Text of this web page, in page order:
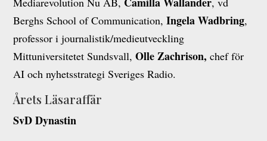
Berghs School of Communication,Ingela Wadbring,
professor i journalistik/medieutveckling
Mittuniversitetet Sundsvall,Olle Zachrison, chef för
AI och nyhetsstrategi Sveriges Radio.
Årets Läsaraffär
SvD Dynastin